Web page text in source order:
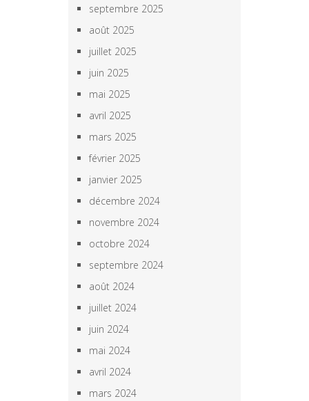
septembre 2025
août 2025
juillet 2025
juin 2025
mai 2025
avril 2025
mars 2025
février 2025
janvier 2025
décembre 2024
novembre 2024
octobre 2024
septembre 2024
août 2024
juillet 2024
juin 2024
mai 2024
avril 2024
mars 2024